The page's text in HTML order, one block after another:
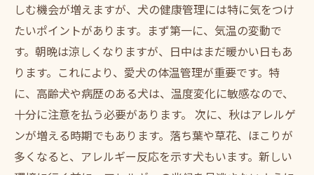
しむ機会が増えますが、犬の健康管理には特に気をつけ
たいポイントがあります。まず第一に、気温の変動で
す。朝晩は涼しくなりますが、日中はまだ暖かい日もあ
ります。これにより、愛犬の体温管理が重要です。特
に、高齢犬や病歴のある犬は、温度変化に敏感なので、
十分に注意を払う必要があります。 次に、秋はアレルゲ
ンが増える時期でもあります。落ち葉や草花、ほこりが
多くなると、アレルギー反応を示す犬もいます。新しい